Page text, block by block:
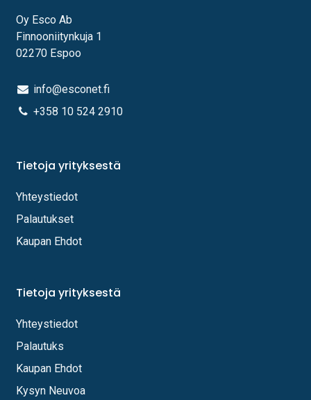
Oy Esco Ab
Finnooniitynkuja 1
02270 Espoo
info@esconet.fi
+358 10 524 2910
Tietoja yrityksestä
Yhteystiedot
Palautukset
Kaupan Ehdot
Tietoja yrityksestä
Yhteystiedot
Palautuks
Kaupan Ehdot
Kysyn Neuvoa